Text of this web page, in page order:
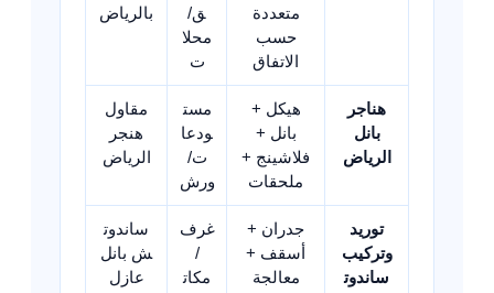
متعددة
حسب
الاتفاق
ق/
محلا
ت
بالرياض
هناجر
بانل
الرياض
هيكل +
بانل +
فلاشينج +
ملحقات
مست
ودعا
ت/
ورش
مقاول
هنجر
الرياض
توريد
وتركيب
ساندوت
جدران +
أسقف +
معالجة
غرف
/
مكات
ساندوت
ش بانل
عازل